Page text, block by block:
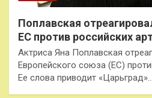
Поплавская
ЕС против российских
Актриса Яна Поплавская
Европейского союза (ЕС)
Ее слова приводит «Царьград»…